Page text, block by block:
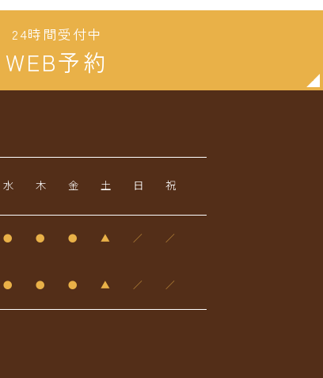
24時間受付中
WEB予約
水 木 金 土 日 祝
● ● ● ▲ ／ ／
● ● ● ▲ ／ ／